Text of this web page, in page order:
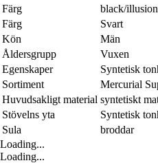
Färg
black/
Färg
Svart
Kön
Män
Åldersgrupp
Vuxen
Egenskaper
Syntetisk
Sortiment
Mercurial
Huvudsakligt material syntetiskt
Stövelns yta
Syntetisk
Sula
broddar
Loading...
Loading...